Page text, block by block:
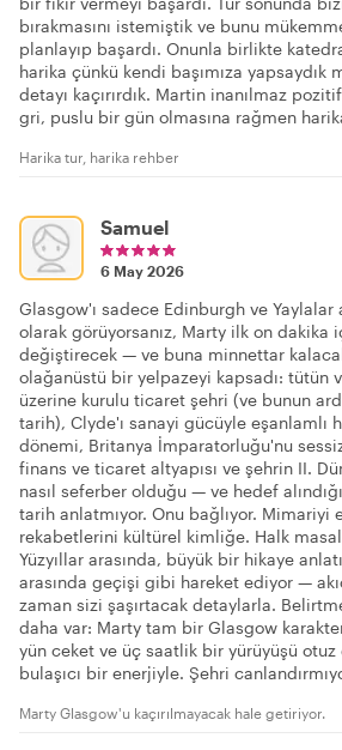
bırakmasını istemiştik ve bunu
planlayıp başardı. Onunla birlikte
harika çünkü kendi başımıza yapsaydık
detayı kaçırırdık. Martin inanılmaz
gri, puslu bir gün olmasına rağmen
Harika tur, harika rehber
Samuel
6 May 2026
Glasgow'ı sadece Edinburgh ve Yaylalar
olarak görüyorsanız, Marty ilk on dakika
değiştirecek — ve buna minnettar
olağanüstü bir yelpazeyi kapsadı: tütün
üzerine kurulu ticaret şehri (ve bunun
tarih), Clyde'ı sanayi gücüyle eşanlamlı
dönemi, Britanya İmparatorluğu'nu
finans ve ticaret altyapısı ve şehrin II.
nasıl seferber olduğu — ve hedef
tarih anlatmıyor. Onu bağlıyor. Mimariyi
rekabetlerini kültürel kimliğe. Halk
Yüzyıllar arasında, büyük bir hikaye
arasında geçişi gibi hareket ediyor —
zaman sizi şaşırtacak detaylarla.
daha var: Marty tam bir Glasgow
yün ceket ve üç saatlik bir yürüyüşü
bulaşıcı bir enerjiyle. Şehri
Marty Glasgow'u kaçırılmayacak hale getiriyor.